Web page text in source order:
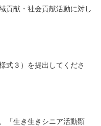
・社会貢献活動に対し
）を提出してくださ
生き生きシニア活動顕